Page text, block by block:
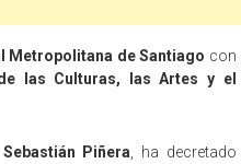
Metropolitana de Santiago con
las Culturas, las Artes y el
Sebastián Piñera , ha decretado